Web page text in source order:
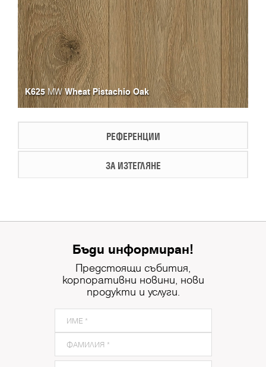
K625MWWheat Pistachio Oak
РЕФЕРЕНЦИИ
ЗА ИЗТЕГЛЯНЕ
Бъди информиран!
Предстоящи събития,
корпоративни новини, нови
продукти и услуги.